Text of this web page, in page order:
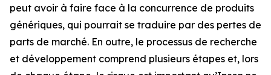
peut avoir à faire face à la concurrence de produits
génériques, qui pourrait se traduire par des pertes de
parts de marché. En outre, le processus de recherche
et développement comprend plusieurs étapes et, lors